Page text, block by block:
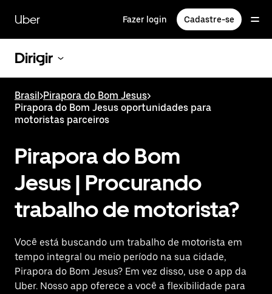
para
conteúdo
Uber Fazer login Cadastre-se
Dirigir
Brasil>Pirapora do Bom Jesus>
Pirapora do Bom Jesus oportunidades para
motoristas parceiros
Pirapora do Bom
Jesus | Procurando
trabalho de motorista?
Você está buscando um trabalho de motorista em
tempo integral ou meio período na sua cidade,
Pirapora do Bom Jesus? Em vez disso, use o app da
Uber. Nosso app oferece a você a flexibilidade para